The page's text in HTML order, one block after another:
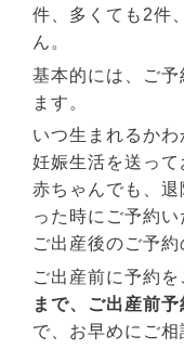
件、多くても2件、
ん。
基本的には、ご
ます。
いつ生まれるか
妊娠生活を送って
赤ちゃんでも、
った時にご予約
ご出産後のご予約
ご出産前に予約を
まで、ご出産前
で、お早めにご相